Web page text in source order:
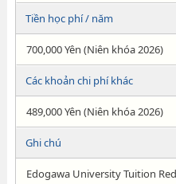
Tiền học phí / năm
700,000 Yên (Niên khóa 2026)
Các khoản chi phí khác
489,000 Yên (Niên khóa 2026)
Ghi chú
Edogawa University Tuition